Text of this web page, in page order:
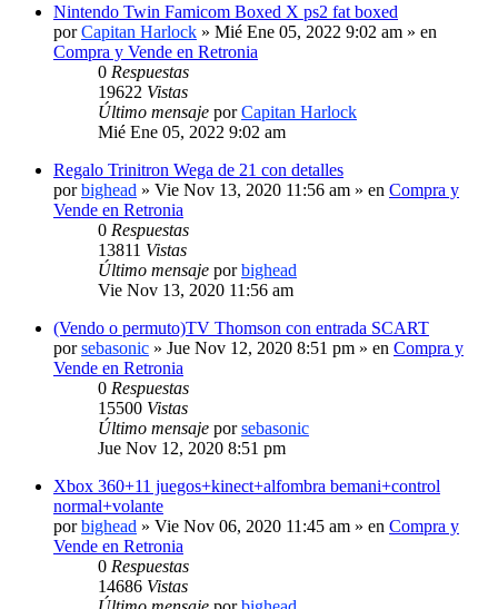
Nintendo Twin Famicom Boxed X ps2 fat boxed
porCapitan Harlock » Mié Ene 05, 2022 9:02 am » en
Compra y Vende en Retronia
0 Respuestas
19622 Vistas
Último mensaje porCapitan Harlock
Mié Ene 05, 2022 9:02 am
Regalo Trinitron Wega de 21 con detalles
porbighead » Vie Nov 13, 2020 11:56 am » en Compra y
Vende en Retronia
0 Respuestas
13811 Vistas
Último mensaje porbighead
Vie Nov 13, 2020 11:56 am
(Vendo o permuto)TV Thomson con entrada SCART
porsebasonic » Jue Nov 12, 2020 8:51 pm » en Compra y
Vende en Retronia
0 Respuestas
15500 Vistas
Último mensaje porsebasonic
Jue Nov 12, 2020 8:51 pm
Xbox 360+11 juegos+kinect+alfombra bemani+control
normal+volante
porbighead » Vie Nov 06, 2020 11:45 am » en Compra y
Vende en Retronia
0 Respuestas
14686 Vistas